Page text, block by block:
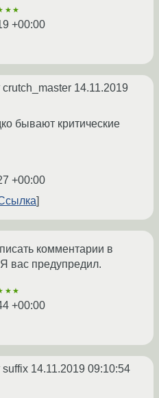
+00:00
crutch_master 14.11.2019
бывают критические
+00:00
комментарии в
вас предупредил.
+00:00
suffix 14.11.2019 09:10:54